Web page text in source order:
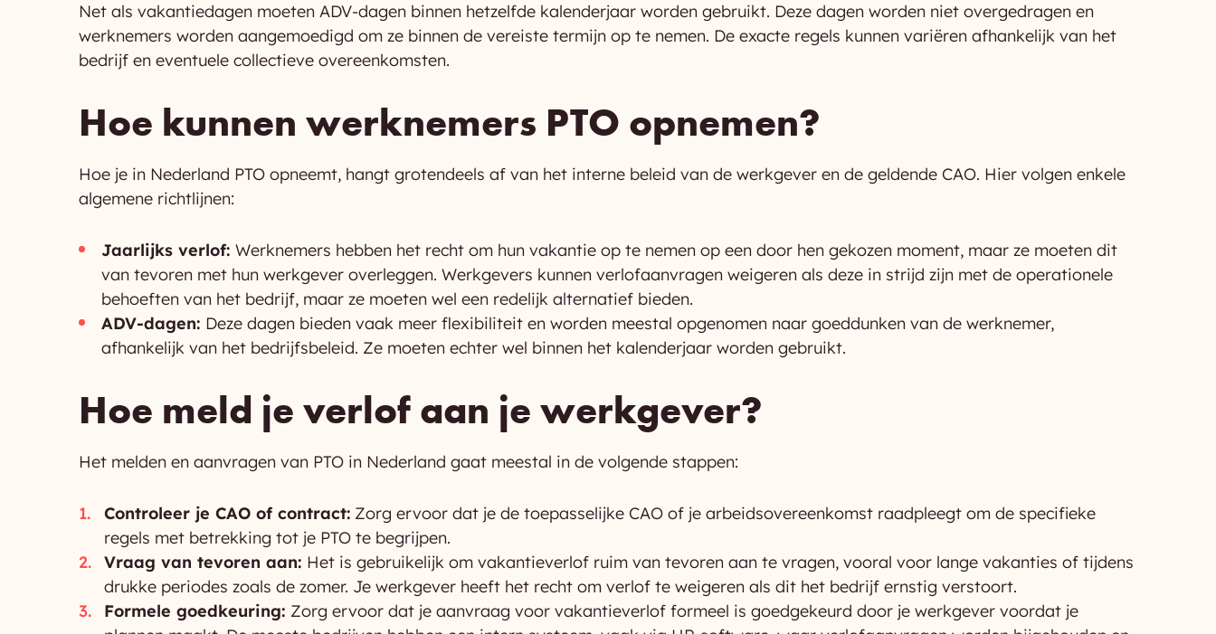
Net als vakantiedagen moeten ADV-dagen binnen hetzelfde kalenderjaar worden gebruikt. Deze dagen worden niet overgedragen en
werknemers worden aangemoedigd om ze binnen de vereiste termijn op te nemen. De exacte regels kunnen variëren afhankelijk van het
bedrijf en eventuele collectieve overeenkomsten.
Hoe kunnen werknemers PTO opnemen?
Hoe je in Nederland PTO opneemt, hangt grotendeels af van het interne beleid van de werkgever en de geldende CAO. Hier volgen enkele
algemene richtlijnen:
Jaarlijks verlof: Werknemers hebben het recht om hun vakantie op te nemen op een door hen gekozen moment, maar ze moeten dit
van tevoren met hun werkgever overleggen. Werkgevers kunnen verlofaanvragen weigeren als deze in strijd zijn met de operationele
behoeften van het bedrijf, maar ze moeten wel een redelijk alternatief bieden.
ADV-dagen: Deze dagen bieden vaak meer flexibiliteit en worden meestal opgenomen naar goeddunken van de werknemer,
afhankelijk van het bedrijfsbeleid. Ze moeten echter wel binnen het kalenderjaar worden gebruikt.
Hoe meld je verlof aan je werkgever?
Het melden en aanvragen van PTO in Nederland gaat meestal in de volgende stappen:
Controleer je CAO of contract: Zorg ervoor dat je de toepasselijke CAO of je arbeidsovereenkomst raadpleegt om de specifieke
regels met betrekking tot je PTO te begrijpen.
Vraag van tevoren aan: Het is gebruikelijk om vakantieverlof ruim van tevoren aan te vragen, vooral voor lange vakanties of tijdens
drukke periodes zoals de zomer. Je werkgever heeft het recht om verlof te weigeren als dit het bedrijf ernstig verstoort.
Formele goedkeuring: Zorg ervoor dat je aanvraag voor vakantieverlof formeel is goedgekeurd door je werkgever voordat je